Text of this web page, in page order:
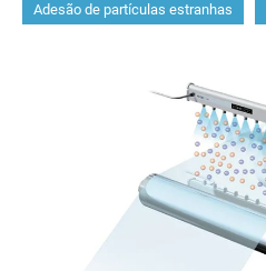
Adesão de partículas estranhas